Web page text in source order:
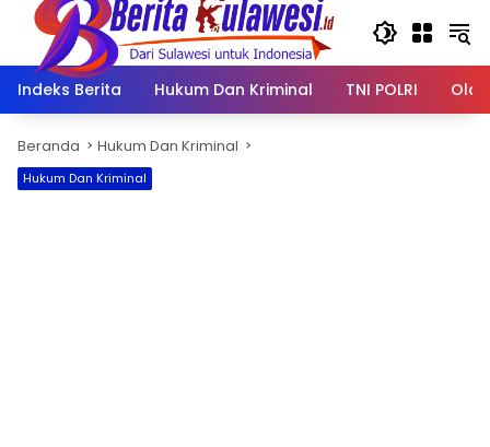
Langsung
konten
Indeks Berita
Hukum Dan Kriminal TNI POLRI
Beranda Hukum Dan Kriminal
Hukum Dan Kriminal